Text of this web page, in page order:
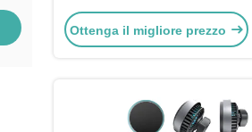
Ottenga il migliore prezzo